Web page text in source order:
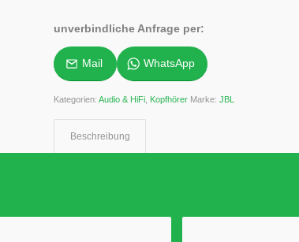
unverbindliche Anfrage per:
Mail WhatsApp
Kategorien:Audio & HiFi Kopfhörer Marke:JBL
Beschreibung